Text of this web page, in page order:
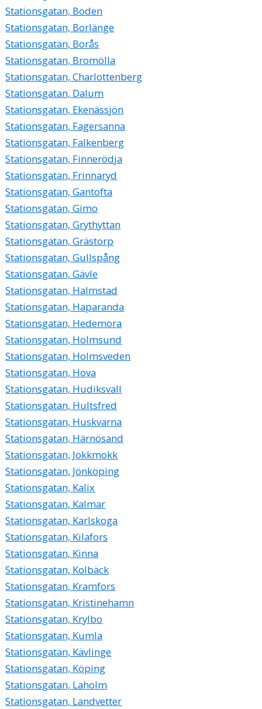
Stationsgatan, Boden
Stationsgatan, Borlänge
Stationsgatan, Borås
Stationsgatan, Bromölla
Stationsgatan, Charlottenberg
Stationsgatan, Dalum
Stationsgatan, Ekenässjön
Stationsgatan, Fagersanna
Stationsgatan, Falkenberg
Stationsgatan, Finnerödja
Stationsgatan, Frinnaryd
Stationsgatan, Gantofta
Stationsgatan, Gimo
Stationsgatan, Grythyttan
Stationsgatan, Grästorp
Stationsgatan, Gullspång
Stationsgatan, Gävle
Stationsgatan, Halmstad
Stationsgatan, Haparanda
Stationsgatan, Hedemora
Stationsgatan, Holmsund
Stationsgatan, Holmsveden
Stationsgatan, Hova
Stationsgatan, Hudiksvall
Stationsgatan, Hultsfred
Stationsgatan, Huskvarna
Stationsgatan, Härnösand
Stationsgatan, Jokkmokk
Stationsgatan, Jönköping
Stationsgatan, Kalix
Stationsgatan, Kalmar
Stationsgatan, Karlskoga
Stationsgatan, Kilafors
Stationsgatan, Kinna
Stationsgatan, Kolbäck
Stationsgatan, Kramfors
Stationsgatan, Kristinehamn
Stationsgatan, Krylbo
Stationsgatan, Kumla
Stationsgatan, Kävlinge
Stationsgatan, Köping
Stationsgatan, Laholm
Stationsgatan, Landvetter